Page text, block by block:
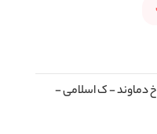
دماوند - ک اسلامی -